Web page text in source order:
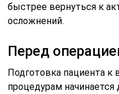
быстрее вернуться к
осложнений.
Перед
Подготовка пациента к
процедурам начинается